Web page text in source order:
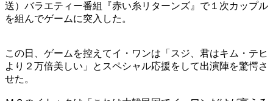
送）バラエティー番組『赤い糸リターンズ』で１次カップル
を組んでゲームに突入した。
この日、ゲームを控えてイ・ワンは「スジ、君はキム・テヒ
より２万倍美しい」とスペシャル応援をして出演陣を驚愕さ
せた。